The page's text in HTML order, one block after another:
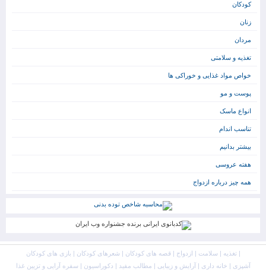
کودکان
زنان
مردان
تغذیه و سلامتی
خواص مواد غذایی و خوراکی ها
پوست و مو
انواع ماسک
تناسب اندام
بیشتر بدانیم
هفته عروسی
همه چیز درباره ازدواج
بازی های کودکان | شعرهای کودکان | قصه های کودکان| ازدواج | سلامت | تغذیه|
سفره آرایی و تزیین غذا | دکوراسیون | مطالب مفید | آرایش و زیبایی | خانه داری | آشپزی